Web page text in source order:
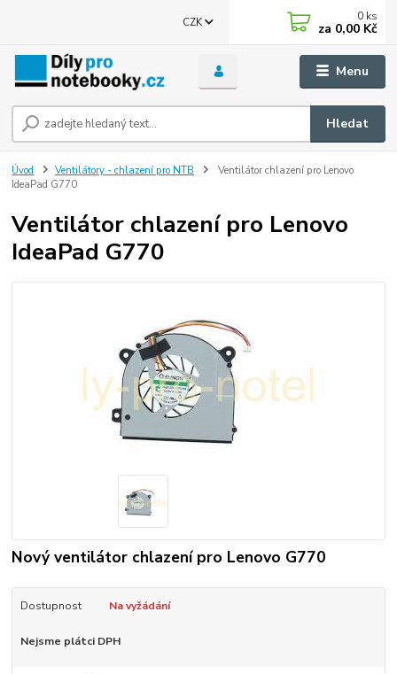
Menu
CZK
Hledat
0 ks
za 0,00 Kč
Úvod Ventilátory - chlazení pro NTB
Ventilátor chlazení pro Lenovo
IdeaPad G770
Ventilátor chlazení pro Lenovo
IdeaPad G770
Nový ventilátor chlazení pro Lenovo G770
Dostupnost Na vyžádání
Nejsme plátci DPH